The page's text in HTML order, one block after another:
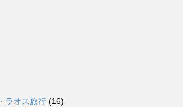
ラオス旅行 (16)